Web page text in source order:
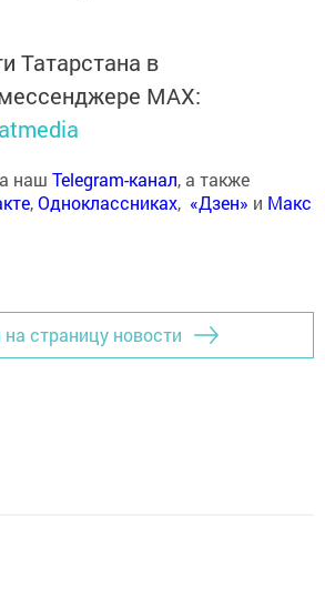
Татарстана в
MАХ:
наш Telegram-канал, а также
,Одноклассниках, «Дзен» и Макс
на страницу новости